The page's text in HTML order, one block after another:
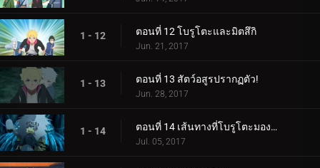
1 - 12 ตอนที่ 12 โบรูโตะและมิตสึกิ
Jun. 21, 2017
1 - 13 ตอนที่ 13 สัตว์อสูรปรากฏตัว!
Jun. 28, 2017
1 - 14 ตอนที่ 14 เส้นทางที่โบรูโตะมองเห็น
Jul. 05, 2017